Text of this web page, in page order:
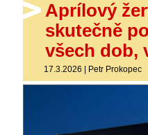
Aprílový
skutečně
všech dob,
17.3.2026 | Petr Prokopec